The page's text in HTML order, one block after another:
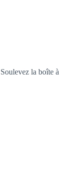
Soulevez la boîte